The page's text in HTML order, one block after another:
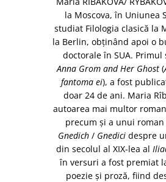
la Moscova, în Uniunea
studiat Filologia clasică la
la Berlin, obținând apoi o
doctorale în SUA. Primul
Anna Grom and Her Ghost (
fantoma ei), a fost
doar 24 de ani. Maria
autoarea mai multor
precum și a unui
Gnedich/ Gnedicidespre
din secolul al XIX-lea al
în versuri a fost premiat
poezie și proză, fiind